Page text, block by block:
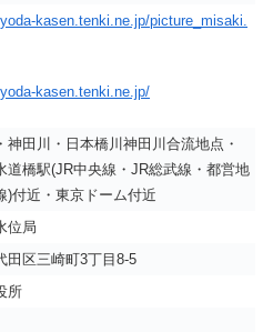
kasen.tenki.ne.jp/picture_misaki.
kasen.tenki.ne.jp/
神田川・日本橋川神田川合流地点・
道橋駅(JR中央線・JR総武線・都営地
)付近・東京ドーム付近
位局
田区三崎町3丁目8-5
所